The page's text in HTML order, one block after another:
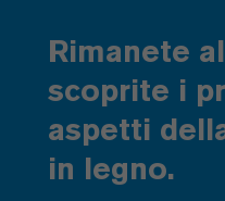
Rimanete
scoprite i
aspetti
in legno.